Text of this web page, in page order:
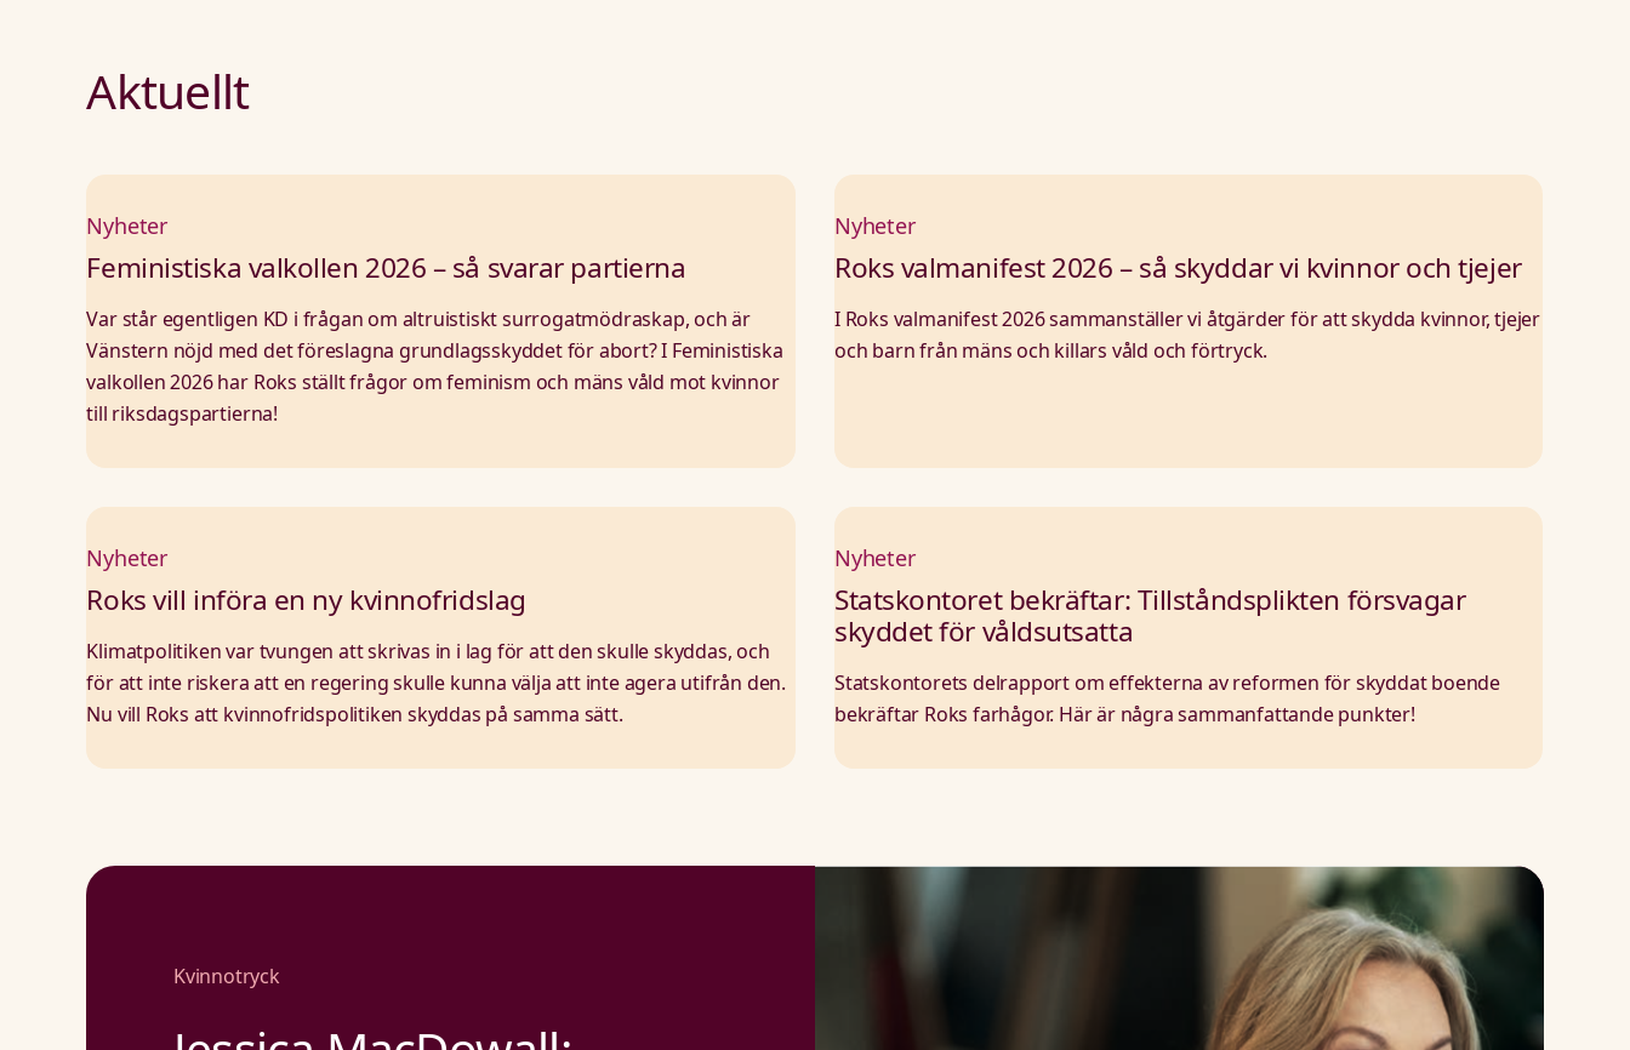
Aktuellt
Nyheter
Feministiska valkollen 2026 – så svarar partierna
Var står egentligen KD i frågan om altruistiskt surrogatmödraskap, och är
Vänstern nöjd med det föreslagna grundlagsskyddet för abort? I Feministiska
valkollen 2026 har Roks ställt frågor om feminism och mäns våld mot kvinnor
till riksdagspartierna!
Nyheter
Roks valmanifest 2026 – så skyddar vi kvinnor och tjejer
I Roks valmanifest 2026 sammanställer vi åtgärder för att skydda kvinnor, tjejer
och barn från mäns och killars våld och förtryck.
Nyheter
Roks vill införa en ny kvinnofridslag
Klimatpolitiken var tvungen att skrivas in i lag för att den skulle skyddas, och
för att inte riskera att en regering skulle kunna välja att inte agera utifrån den.
Nu vill Roks att kvinnofridspolitiken skyddas på samma sätt.
Nyheter
Statskontoret bekräftar: Tillståndsplikten försvagar
skyddet för våldsutsatta
Statskontorets delrapport om effekterna av reformen för skyddat boende
bekräftar Roks farhågor. Här är några sammanfattande punkter!
Kvinnotryck